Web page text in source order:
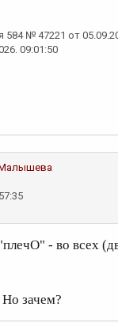
584 № 47221 от
09:01:50
- во всех
зачем?